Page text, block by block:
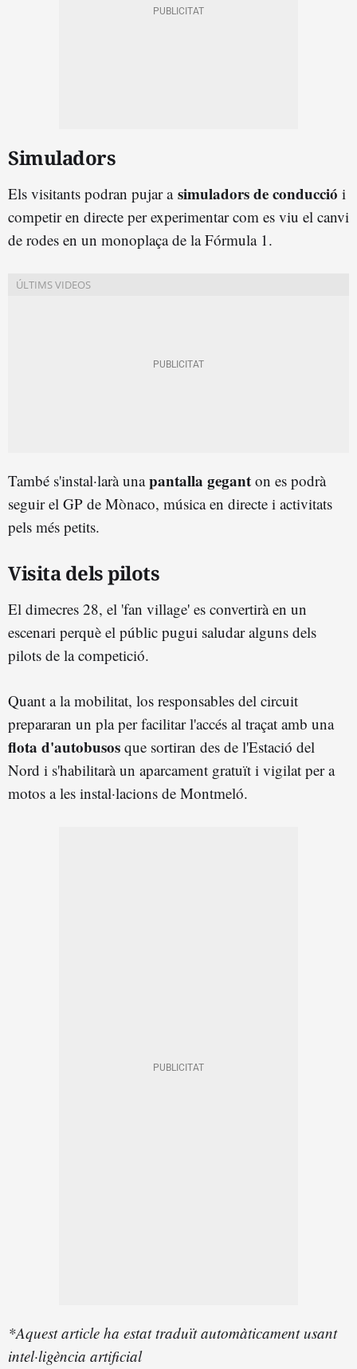
Simuladors
Els visitants podran pujar a simuladors de conducció i
competir en directe per experimentar com es viu el canvi
de rodes en un monoplaça de la Fórmula 1.
També s'instal·larà unapantalla gegant on es podrà
seguir el GP de Mònaco, música en directe i activitats
pels més petits.
Visita dels pilots
El dimecres 28, el 'fan village' es convertirà en un
escenari perquè el públic pugui saludar alguns dels
pilots de la competició.
Quant a la mobilitat, los responsables del circuit
prepararan un pla per facilitar l'accés al traçat amb una
flota d'autobusos que sortiran des de l'Estació del
Nord i s'habilitarà un aparcament gratuït i vigilat per a
motos a les instal·lacions de Montmeló.
*Aquest article ha estat traduït automàticament usant
intel·ligència artificial